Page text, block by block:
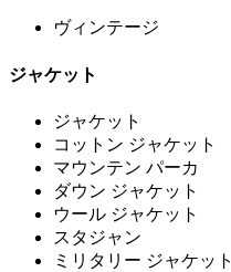
ヴィンテージ
ジャケット
ジャケット
コットン ジャケット
マウンテン パーカ
ダウン ジャケット
ウール ジャケット
スタジャン
ミリタリー ジャケット